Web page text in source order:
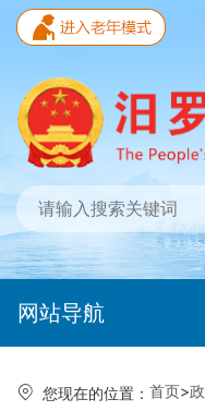
网站导航
您现在的位置： 首页>